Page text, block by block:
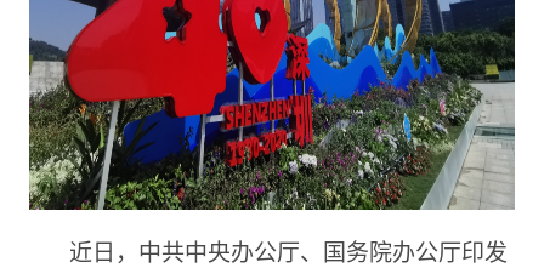
近日，中共中央办公厅、国务院办公厅印发